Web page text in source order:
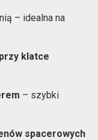
– idealna na
klatce
– szybki
spacerowych